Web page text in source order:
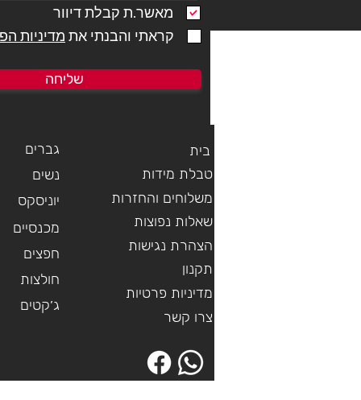
מאשר.ת קבלת דיוור
קראתי והבנתי את מדיניות
שליחה
גברים
נשים
יוניסקס
מכנסיים
חפצים
חולצות
ג׳קטים
בית
טבלת מידות
משלוחים והחזרות
שאלות נפוצות
הצהרת נגישות
תקנון
מדיניות פרטיות
צרו קשר